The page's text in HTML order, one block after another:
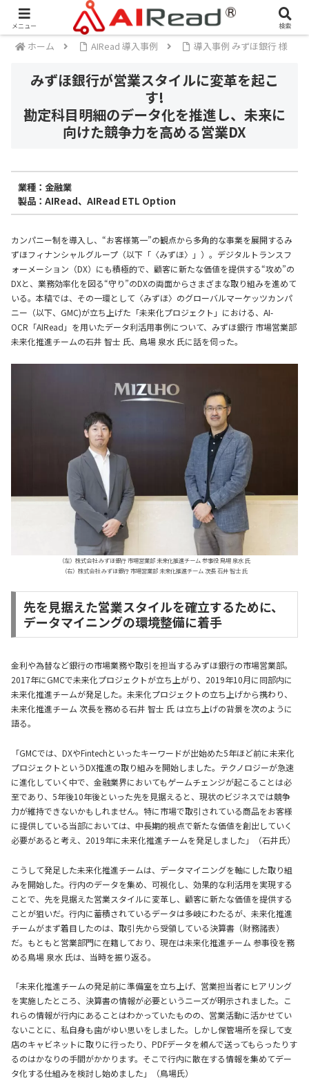
ホーム AIRead 導入事例 導入事例 みずほ銀行 様
みずほ銀行が営業スタイルに変革を起こ
す!
勘定科目明細のデータ化を推進し、未来に
向けた競争力を高める営業DX
業種：金融業
製品：AIRead、AIRead ETL Option
カンパニー制を導入し、“お客様第一”の観点から多角的な事業を展開するみ
ずほフィナンシャルグループ（以下「〈みずほ〉」）。デジタルトランスフ
ォーメーション（DX）にも積極的で、顧客に新たな価値を提供する“攻め”の
DXと、業務効率化を図る“守り”のDXの両面からさまざまな取り組みを進めて
いる。本稿では、その一環として〈みずほ〉のグローバルマーケッツカンパ
ニー（以下、GMC)が立ち上げた「未来化プロジェクト」における、AI-
OCR「AIRead」を用いたデータ利活用事例について、みずほ銀行 市場営業部
未来化推進チームの石井 智士 氏、鳥場 泉水 氏に話を伺った。
（左）株式会社 みずほ銀行 市場営業部 未来化推進チーム 参事役 鳥場 泉水 氏
（右）株式会社 みずほ銀行 市場営業部 未来化推進チーム 次長 石井 智士 氏
先を見据えた営業スタイルを確立するために、
データマイニングの環境整備に着手
金利や為替など銀行の市場業務や取引を担当するみずほ銀行の市場営業部。
2017年にGMCで未来化プロジェクトが立ち上がり、2019年10月に同部内に
未来化推進チームが発足した。未来化プロジェクトの立ち上げから携わり、
未来化推進チーム 次長を務める石井 智士 氏 は立ち上げの背景を次のように
語る。
「GMCでは、DXやFintechといったキーワードが出始めた5年ほど前に未来化
プロジェクトというDX推進の取り組みを開始しました。テクノロジーが急速
に進化していく中で、金融業界においてもゲームチェンジが起こることは必
至であり、5年後10年後といった先を見据えると、現状のビジネスでは競争
力が維持できないかもしれません。特に市場で取引されている商品をお客様
に提供している当部においては、中長期的視点で新たな価値を創出していく
必要があると考え、2019年に未来化推進チームを発足しました」（石井氏）
こうして発足した未来化推進チームは、データマイニングを軸にした取り組
みを開始した。行内のデータを集め、可視化し、効果的な利活用を実現する
ことで、先を見据えた営業スタイルに変革し、顧客に新たな価値を提供する
ことが狙いだ。行内に蓄積されているデータは多岐にわたるが、未来化推進
チームがまず着目したのは、取引先から受領している決算書（財務諸表）
だ。もともと営業部門に在籍しており、現在は未来化推進チーム 参事役を務
める鳥場 泉水 氏は、当時を振り返る。
「未来化推進チームの発足前に準備室を立ち上げ、営業担当者にヒアリング
を実施したところ、決算書の情報が必要というニーズが明示されました。こ
れらの情報が行内にあることはわかっていたものの、営業活動に活かせてい
ないことに、私自身も歯がゆい思いをしました。しかし保管場所を探して支
店のキャビネットに取りに行ったり、PDFデータを頼んで送ってもらったりす
るのはかなりの手間がかかります。そこで行内に散在する情報を集めてデー
タ化する仕組みを検討し始めました」（鳥場氏）
メニュー 検索